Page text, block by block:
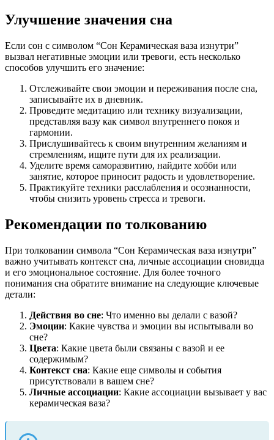
Улучшение значения сна
Если сон с символом “Сон Керамическая ваза изнутри”
вызвал негативные эмоции или тревоги, есть несколько
способов улучшить его значение:
Отслеживайте свои эмоции и переживания после сна,
записывайте их в дневник.
Проведите медитацию или технику визуализации,
представляя вазу как символ внутреннего покоя и
гармонии.
Прислушивайтесь к своим внутренним желаниям и
стремлениям, ищите пути для их реализации.
Уделите время саморазвитию, найдите хобби или
занятие, которое приносит радость и удовлетворение.
Практикуйте техники расслабления и осознанности,
чтобы снизить уровень стресса и тревоги.
Рекомендации по толкованию
При толковании символа “Сон Керамическая ваза изнутри”
важно учитывать контекст сна, личные ассоциации сновидца
и его эмоциональное состояние. Для более точного
понимания сна обратите внимание на следующие ключевые
детали:
Действия во сне: Что именно вы делали с вазой?
Эмоции: Какие чувства и эмоции вы испытывали во
сне?
Цвета: Какие цвета были связаны с вазой и ее
содержимым?
Контекст сна: Какие еще символы и события
присутствовали в вашем сне?
Личные ассоциации: Какие ассоциации вызывает у вас
керамическая ваза?